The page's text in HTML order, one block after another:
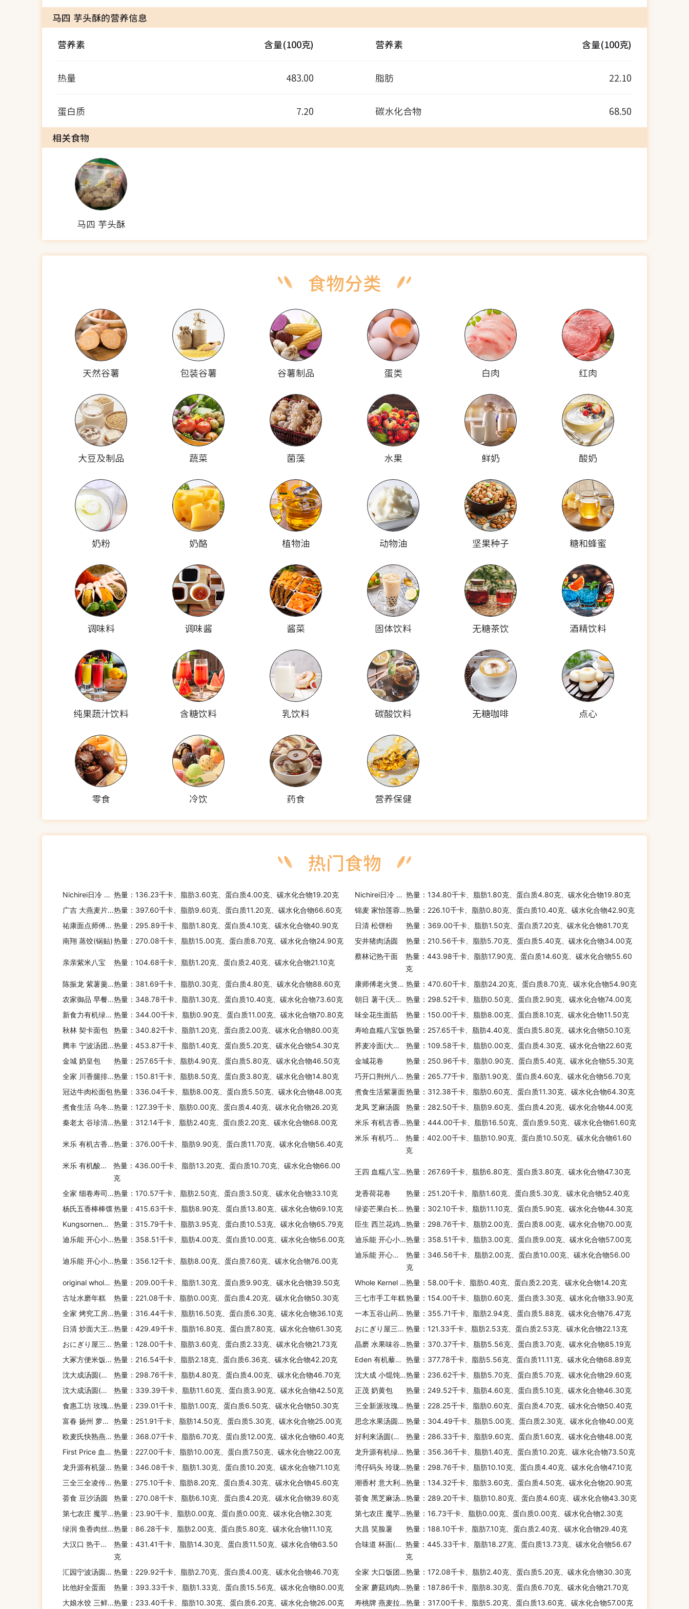
马四 芋头酥的营养信息
营养素
含量(100克) 营养素 含量(100克)
热量 483.00 脂肪 22.10
蛋白质 7.20 碳水化合物
68.50
相关食物
马四 芋头酥
天然谷薯 包装谷薯 谷薯制品 蛋类 白肉 红肉
大豆及制品 蔬菜 菌藻 水果 鲜奶 酸奶
奶粉 奶酪 植物油 动物油 坚果种子 糖和蜂蜜
调味料 调味酱 酱菜 固体饮料 无糖茶饮 酒精饮料
纯果蔬汁饮料 含糖饮料 乳饮料 碳酸饮料 无糖咖啡 点心
零食 冷饮 药食 营养保健
Nichirei日冷 日冷 芝士培根面 热量：136.23千卡、脂肪3.60克、蛋白质4.00克、碳水化合物19.20克 Nichirei日冷 日冷 意大利肉酱面 热量：134.80千卡、脂肪1.80克、蛋白质4.80克、碳水化合物19.80克
广吉 大燕麦片-纳豆麸片热量：397.60千卡、脂肪9.60克、蛋白质11.20克、碳水化合物66.60克 锦麦 家怡莲蓉包热量：226.10千卡、脂肪0.80克、蛋白质10.40克、碳水化合物42.90克
祐康面点师傅红枣味刀切 热量：295.89千卡、脂肪1.80克、蛋白质4.10克、碳水化合物40.90克 日清 松饼粉
热量：369.00千卡、脂肪1.50克、蛋白质7.20克、碳水化合物81.70克
南翔 蒸饺(锅贴)热量：270.08千卡、脂肪15.00克、蛋白质8.70克、碳水化合物24.90克 安井猪肉汤圆 热量：210.56千卡、脂肪5.70克、蛋白质5.40克、碳水化合物34.00克
亲亲紫米八宝 热量：104.68千卡、脂肪1.20克、蛋白质2.40克、碳水化合物21.10克
蔡林记热干面
热量：443.98千卡、脂肪17.90克、蛋白质14.60克、碳水化合物55.60
克
陈振龙 紫薯羹(醇香原味)热量：381.69千卡、脂肪0.30克、蛋白质4.80克、碳水化合物88.60克 康师傅老火煲猪骨面 热量：470.60千卡、脂肪24.20克、蛋白质8.70克、碳水化合物54.90克
农家御品 早餐全麦面热量：348.78千卡、脂肪1.30克、蛋白质10.40克、碳水化合物73.60克 朝日 薯干(天然红薯干) 热量：298.52千卡、脂肪0.50克、蛋白质2.90克、碳水化合物74.00克
新食力有机绿茶素食面 热量：344.00千卡、脂肪0.90克、蛋白质11.00克、碳水化合物70.80克 味全花生面筋
热量：150.00千卡、脂肪8.00克、蛋白质8.10克、碳水化合物11.50克
秋林 契卡面包
热量：340.82千卡、脂肪1.20克、蛋白质2.00克、碳水化合物80.00克 寿哈血糯八宝饭热量：257.65千卡、脂肪4.40克、蛋白质5.80克、碳水化合物50.10克
腾丰 宁波汤团粉热量：453.87千卡、脂肪1.40克、蛋白质5.20克、碳水化合物54.30克 荞麦冷面(大同江)
热量：109.58千卡、脂肪0.00克、蛋白质4.30克、碳水化合物22.60克
金城 奶皇包
热量：257.65千卡、脂肪4.90克、蛋白质5.80克、碳水化合物46.50克 金城花卷
热量：250.96千卡、脂肪0.90克、蛋白质5.40克、碳水化合物55.30克
全家 川香腿排菜饭热量：150.81千卡、脂肪8.50克、蛋白质3.80克、碳水化合物14.80克 巧开口荆州八宝饭 热量：265.77千卡、脂肪1.90克、蛋白质4.60克、碳水化合物56.70克
冠达牛肉松面包热量：336.04千卡、脂肪8.00克、蛋白质5.50克、碳水化合物48.00克 煮食生活紫薯面热量：312.38千卡、脂肪0.60克、蛋白质11.30克、碳水化合物64.30克
煮食生活 乌冬面热量：127.39千卡、脂肪0.00克、蛋白质4.40克、碳水化合物26.20克 龙凤 芝麻汤圆
热量：282.50千卡、脂肪9.60克、蛋白质4.20克、碳水化合物44.00克
秦老太 谷珍清丽餐谷物粉热量：312.14千卡、脂肪2.40克、蛋白质2.20克、碳水化合物68.00克 米乐 有机古香脆麦片热量：444.00千卡、脂肪16.50克、蛋白质9.50克、碳水化合物61.60克
米乐 有机古香谷物什锦麦片热量：376.00千卡、脂肪9.90克、蛋白质11.70克、碳水化合物56.40克
米乐 有机巧克力什锦麦片
热量：402.00千卡、脂肪10.90克、蛋白质10.50克、碳水化合物61.60
克
米乐 有机酸奶柠檬脆麦片
热量：436.00千卡、脂肪13.20克、蛋白质10.70克、碳水化合物66.00
克
王四 血糯八宝饭热量：267.69千卡、脂肪6.80克、蛋白质3.80克、碳水化合物47.30克
全家 细卷寿司组合热量：170.57千卡、脂肪2.50克、蛋白质3.50克、碳水化合物33.10克 龙香荷花卷
热量：251.20千卡、脂肪1.60克、蛋白质5.30克、碳水化合物52.40克
杨氏五香棒棒馍热量：415.63千卡、脂肪8.90克、蛋白质13.80克、碳水化合物69.10克 绿姿芒果白长棒面包 热量：302.10千卡、脂肪11.10克、蛋白质5.90克、碳水化合物44.30克
Kungsornen瑞典松饼粉
热量：315.79千卡、脂肪3.95克、蛋白质10.53克、碳水化合物65.79克 臣生 西兰花鸡蛋小面片热量：298.76千卡、脂肪2.00克、蛋白质8.00克、碳水化合物70.00克
迪乐能 开心小水饺(虾仁蔬菜)热量：358.51千卡、脂肪4.00克、蛋白质10.00克、碳水化合物56.00克 迪乐能 开心小水饺(鱼肉蔬菜)热量：358.51千卡、脂肪3.00克、蛋白质9.00克、碳水化合物57.00克
迪乐能 开心小水饺(玉米蛋黄猪肉)热量：356.12千卡、脂肪8.00克、蛋白质7.60克、碳水化合物76.00克
迪乐能 开心小水饺(蛋黄南瓜猪肉)
热量：346.56千卡、脂肪2.00克、蛋白质10.00克、碳水化合物56.00
克
original wholemeal Original Wholemeal 纯麦包 热量：209.00千卡、脂肪1.30克、蛋白质9.90克、碳水化合物39.50克 Whole Kernel Corn 金黄栗米粒热量：58.00千卡、脂肪0.40克、蛋白质2.20克、碳水化合物14.20克
古址水磨年糕
热量：221.08千卡、脂肪0.00克、蛋白质4.20克、碳水化合物50.30克 三七市手工年糕热量：154.00千卡、脂肪0.60克、蛋白质3.30克、碳水化合物33.90克
全家 烤究工房老式唱片面包(热加工)热量：316.44千卡、脂肪16.50克、蛋白质6.30克、碳水化合物36.10克 一本五谷山药蔬麦餐 热量：355.71千卡、脂肪2.94克、蛋白质5.88克、碳水化合物76.47克
日清 炒面大王(糖醋排骨风味)热量：429.49千卡、脂肪16.80克、蛋白质7.80克、碳水化合物61.30克 おにぎり屋三角饭团(鸡肉沙拉) 热量：121.33千卡、脂肪2.53克、蛋白质2.53克、碳水化合物22.13克
おにぎり屋三角饭团(三文鱼沙拉) 热量：128.00千卡、脂肪3.60克、蛋白质2.33克、碳水化合物21.73克 晶磨 水果味谷物麦圈热量：370.37千卡、脂肪5.56克、蛋白质3.70克、碳水化合物85.19克
大冢方便米饭香菇烧鸡 热量：216.54千卡、脂肪2.18克、蛋白质6.36克、碳水化合物42.20克 Eden 有机藜麦(无麸质) 热量：377.78千卡、脂肪5.56克、蛋白质11.11克、碳水化合物68.89克
沈大成汤圆(豆沙桂花)
热量：298.76千卡、脂肪4.80克、蛋白质4.00克、碳水化合物46.70克 沈大成 小馄饨(鲜肉香菇)热量：236.62千卡、脂肪5.70克、蛋白质5.70克、碳水化合物29.60克
沈大成汤圆(黑芝麻)
热量：339.39千卡、脂肪11.60克、蛋白质3.90克、碳水化合物42.50克 正茂 奶黄包
热量：249.52千卡、脂肪4.60克、蛋白质5.10克、碳水化合物46.30克
食惠工坊 玫瑰之爱(粗粮玫瑰)热量：239.01千卡、脂肪1.00克、蛋白质6.50克、碳水化合物50.30克 三全新派玫瑰豆沙汤圆 热量：228.25千卡、脂肪0.60克、蛋白质4.70克、碳水化合物50.40克
富春 扬州 萝卜丝包
热量：251.91千卡、脂肪14.50克、蛋白质5.30克、碳水化合物25.00克 思念水果汤圆(清新草莓) 热量：304.49千卡、脂肪5.00克、蛋白质2.30克、碳水化合物40.00克
欧麦氏快熟燕麦片 热量：368.07千卡、脂肪6.70克、蛋白质12.00克、碳水化合物60.40克 好利来汤圆(红豆沙口味)
热量：286.33千卡、脂肪9.60克、蛋白质1.60克、碳水化合物48.00克
First Price 血糯芝麻汤圆 热量：227.00千卡、脂肪10.00克、蛋白质7.50克、碳水化合物22.00克 龙升源有机绿芦笋面 热量：356.36千卡、脂肪1.40克、蛋白质10.20克、碳水化合物73.50克
龙升源有机菠菜面 热量：346.08千卡、脂肪1.30克、蛋白质10.20克、碳水化合物71.10克 湾仔码头 玲珑汤圆(黑芝麻紫糯米)热量：298.76千卡、脂肪10.10克、蛋白质4.40克、碳水化合物47.10克
三全三全凌传统大汤圆原香黑芝麻 热量：275.10千卡、脂肪8.20克、蛋白质4.30克、碳水化合物45.60克 潮香村 意大利风味番茄肉酱面热量：134.32千卡、脂肪3.60克、蛋白质4.50克、碳水化合物20.90克
荟食 豆沙汤圆
热量：270.08千卡、脂肪6.10克、蛋白质4.20克、碳水化合物39.60克 荟食 黑芝麻汤圆热量：289.20千卡、脂肪10.80克、蛋白质4.60克、碳水化合物43.30克
第七农庄 魔芋纤纤面热量：23.90千卡、脂肪0.00克、蛋白质0.00克、碳水化合物2.30克 第七农庄 魔芋丝热量：16.73千卡、脂肪0.00克、蛋白质0.00克、碳水化合物2.30克
绿润 鱼香肉丝米饭套餐(中式菜肴)热量：86.28千卡、脂肪2.00克、蛋白质5.80克、碳水化合物11.10克 大昌 笑脸薯
热量：188.10千卡、脂肪7.10克、蛋白质2.40克、碳水化合物29.40克
大汉口 热干面(川味热干面)
热量：431.41千卡、脂肪14.30克、蛋白质11.50克、碳水化合物63.50
克
合味道 杯面(鸡肉味) 热量：445.33千卡、脂肪18.27克、蛋白质13.73克、碳水化合物56.67
克
汇园宁波汤圆(豆沙馅) 热量：229.92千卡、脂肪2.70克、蛋白质4.00克、碳水化合物46.70克 全家 大口饭团(新奥尔良烤鸡)热量：172.08千卡、脂肪2.40克、蛋白质5.20克、碳水化合物30.30克
比他好全蛋面
热量：393.33千卡、脂肪1.33克、蛋白质15.56克、碳水化合物80.00克 全家 蘑菇鸡肉笔管面热量：187.86千卡、脂肪8.30克、蛋白质6.70克、碳水化合物21.70克
大娘水饺 三鲜水饺(鲜肉白菜馅)热量：233.40千卡、脂肪10.30克、蛋白质6.20克、碳水化合物26.00克 寿桃牌 燕麦拉面(扇贝汤味)热量：317.00千卡、脂肪5.20克、蛋白质13.60克、碳水化合物57.00克